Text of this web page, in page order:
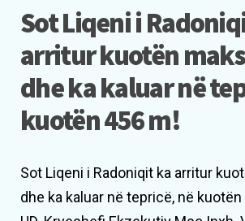
Sot Liqeni i
arritur kuotën
dhe ka kaluar në
kuotën 456 m!
Sot Liqeni i Radoniqit ka arritur
dhe ka kaluar në tepricë, në